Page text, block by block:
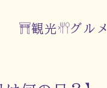
観光 グルメ